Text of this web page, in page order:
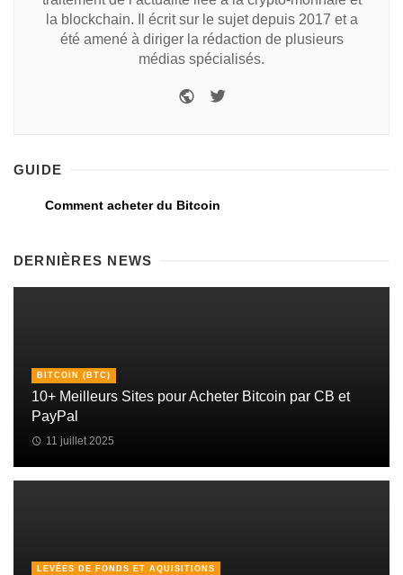
la blockchain. Il écrit sur le sujet depuis 2017 et a
été amené à diriger la rédaction de plusieurs
médias spécialisés.
GUIDE
Comment acheter du Bitcoin
DERNIÈRES NEWS
BITCOIN (BTC)
10+ Meilleurs Sites pour Acheter Bitcoin par CB et
PayPal
11 juillet 2025
LEVÉES DE FONDS ET AQUISITIONS